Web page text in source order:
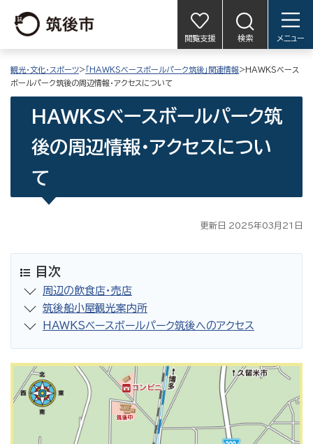
閲覧支援 検索 メニュー
観光・文化・スポーツ> 「HAWKSベースボールパーク筑後」関連情報>HAWKSベース
ボールパーク筑後の周辺情報・アクセスについて
HAWKSベースボールパーク筑
後の周辺情報・アクセスについ
て
更新日 2025年03月21日
目次
周辺の飲食店・売店
筑後船小屋観光案内所
HAWKSベースボールパーク筑後へのアクセス